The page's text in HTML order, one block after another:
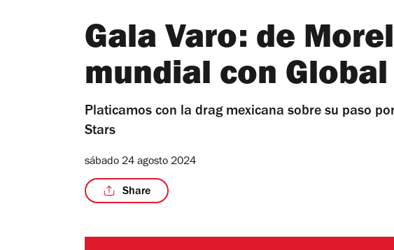
Gala Varo: de
mundial con
Platicamos con la drag mexicana sobre su paso
Stars
sábado 24 agosto 2024
Share